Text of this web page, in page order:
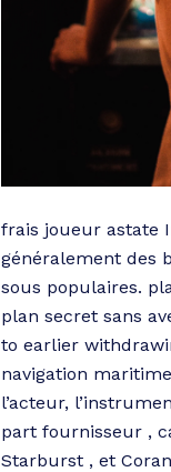
frais joueur astate
généralement des
sous populaires.
plan secret sans
to earlier
navigation
l’acteur,
part fournisseur ,
Starburst , et